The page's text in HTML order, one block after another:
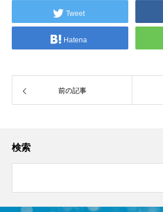
Tweet
Hatena
前の記事
検索